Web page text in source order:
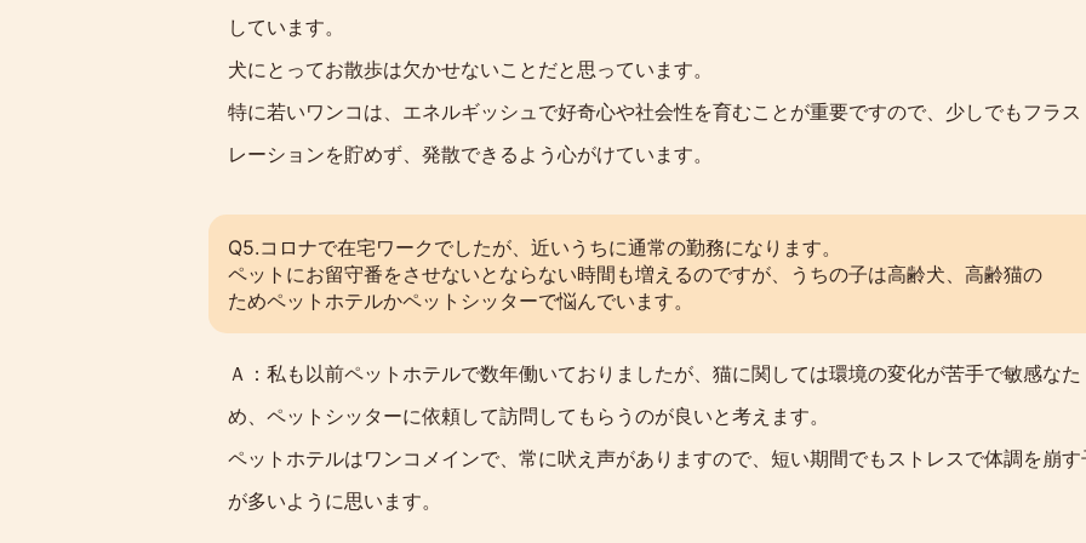
しています。
犬にとってお散歩は欠かせないことだと思っています。
特に若いワンコは、エネルギッシュで好奇心や社会性を育むことが重要ですので、少しでもフラス
レーションを貯めず、発散できるよう心がけています。
Q5.コロナで在宅ワークでしたが、近いうちに通常の勤務になります。
ペットにお留守番をさせないとならない時間も増えるのですが、うちの子は高齢犬、高齢猫の
ためペットホテルかペットシッターで悩んでいます。
Ａ：私も以前ペットホテルで数年働いておりましたが、猫に関しては環境の変化が苦手で敏感なた
め、ペットシッターに依頼して訪問してもらうのが良いと考えます。
ペットホテルはワンコメインで、常に吠え声がありますので、短い期間でもストレスで体調を崩す
が多いように思います。